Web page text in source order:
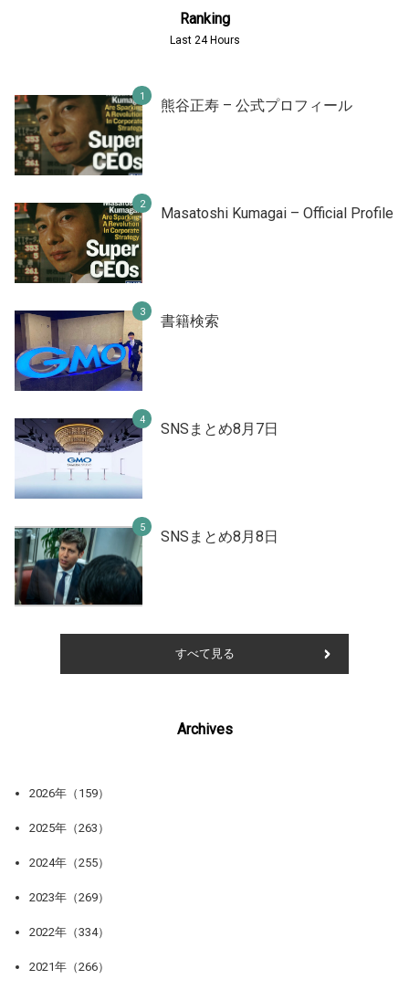
Ranking
Last 24 Hours
熊谷正寿 – 公式プロフィール
Masatoshi Kumagai – Official Profile
書籍検索
SNSまとめ8月7日
SNSまとめ8月8日
すべて見る
Archives
2026年（159）
2025年（263）
2024年（255）
2023年（269）
2022年（334）
2021年（266）